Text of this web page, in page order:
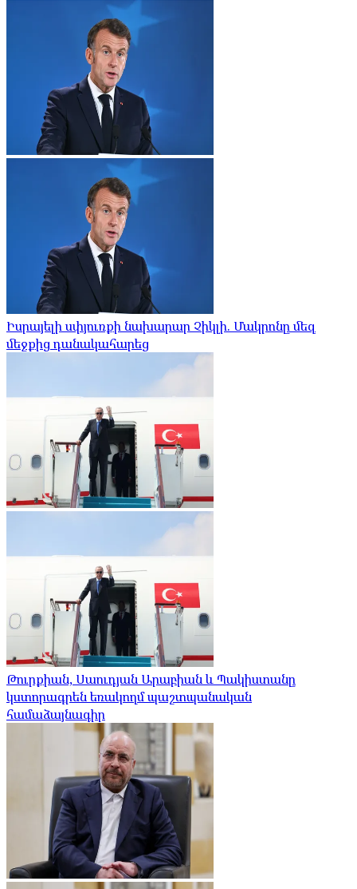
Իսրայելի սփյուռքի նախարար Չիկլի. Մակրոնը մեզ
մեջքից դանակահարեց
Թուրքիան, Սաուդյան Արաբիան և Պակիստանը
կստորագրեն եռակողմ պաշտպանական
համաձայնագիր